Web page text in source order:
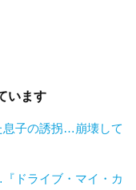
います
息子の誘拐…崩壊して
ドライブ・マイ・カ